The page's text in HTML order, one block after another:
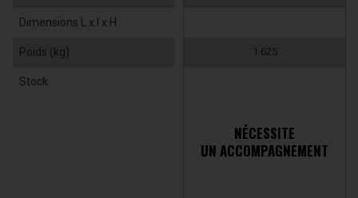
Dimensions L x l x H
Poids (kg)
Stock
1 625
NÉCESSITE
UN ACCOMPAGNEMENT